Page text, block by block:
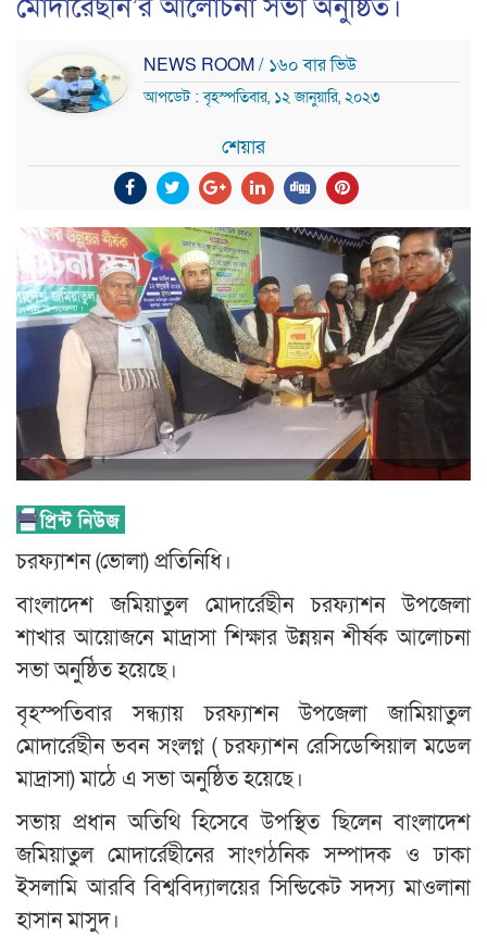
মোদার্রেছীন’র আলোচনা সভা অনুষ্ঠিত।
NEWS ROOM/ ১৬০ বার ভিউ
আপডেট : বৃহস্পতিবার, ১২ জানুয়ারি, ২০২৩
শেয়ার
চরফ্যাশন (ভোলা) প্রতিনিধি।
বাংলাদেশ জমিয়াতুল মোদার্রেছীন চরফ্যাশন উপজেলা
শাখার আয়োজনে মাদ্রাসা শিক্ষার উন্নয়ন শীর্ষক আলোচনা
সভা অনুষ্ঠিত হয়েছে।
বৃহস্পতিবার সন্ধ্যায় চরফ্যাশন উপজেলা জামিয়াতুল
মোদার্রেছীন ভবন সংলগ্ন ( চরফ্যাশন রেসিডেন্সিয়াল মডেল
মাদ্রাসা) মাঠে এ সভা অনুষ্ঠিত হয়েছে।
সভায় প্রধান অতিথি হিসেবে উপস্থিত ছিলেন বাংলাদেশ
জমিয়াতুল মোদার্রেছীনের সাংগঠনিক সম্পাদক ও ঢাকা
ইসলামি আরবি বিশ্ববিদ্যালয়ের সিন্ডিকেট সদস্য মাওলানা
হাসান মাসুদ।